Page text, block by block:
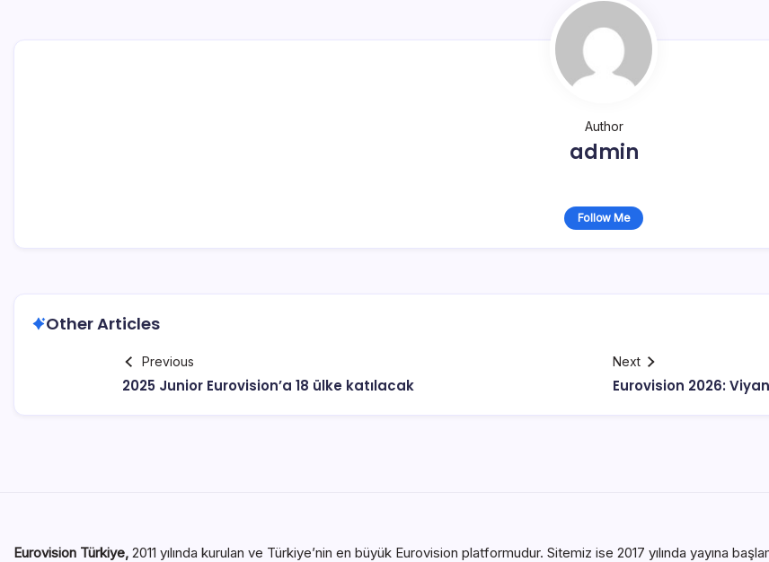
Author
admin
Follow Me
Other Articles
Previous
2025 Junior Eurovision’a 18 ülke katılacak
Next
Eurovision 2026:
Eurovision Türkiye, 2011 yılında kurulan ve Türkiye’nin en büyük Eurovision platformudur. Sitemiz ise 2017 yılında yayına